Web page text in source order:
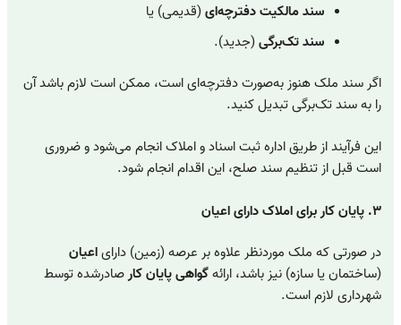
سند مالکیت دفترچه‌ای(قدیمی) یا
سند تک‌برگی(جدید).
اگر سند ملک هنوز به‌صورت دفترچه‌ای است، ممکن است لازم باشد آن
را به سند تک‌برگی تبدیل کنید.
این فرآیند از طریق اداره ثبت اسناد و املاک انجام می‌شود و ضروری
است قبل از تنظیم سند صلح، این اقدام انجام شود.
۳. پایان کار برای املاک دارای اعیان
در صورتی که ملک موردنظر علاوه بر عرصه (زمین) دارایاعیان
(ساختمان یا سازه) نیز باشد، ارائهگواهی پایان کار صادرشده توسط
شهرداری لازم است.